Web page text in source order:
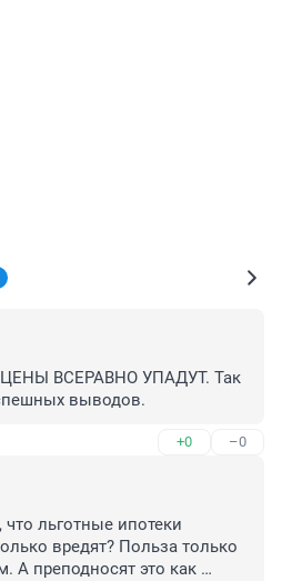
ЦЕНЫ ВСЕРАВНО УПАДУТ. Так
выводов.
+0 –0
льготные ипотеки
вредят? Польза только
А преподносят это как